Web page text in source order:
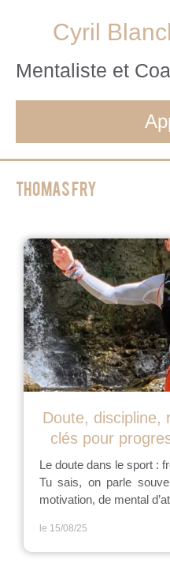
Cyril
Mentaliste et
Thomas fry
Doute, discipline,
clés pour
Le doute dans le sport :
Tu sais, on parle
motivation, de mental
le 15/08/25